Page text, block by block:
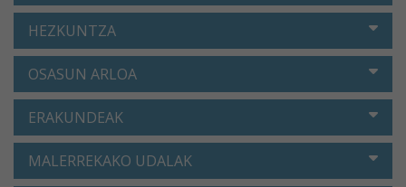
HEZKUNTZA
OSASUN ARLOA
ERAKUNDEAK
MALERREKAKO UDALAK